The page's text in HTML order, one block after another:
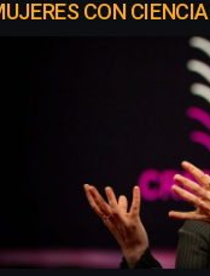
CON CIENCIA